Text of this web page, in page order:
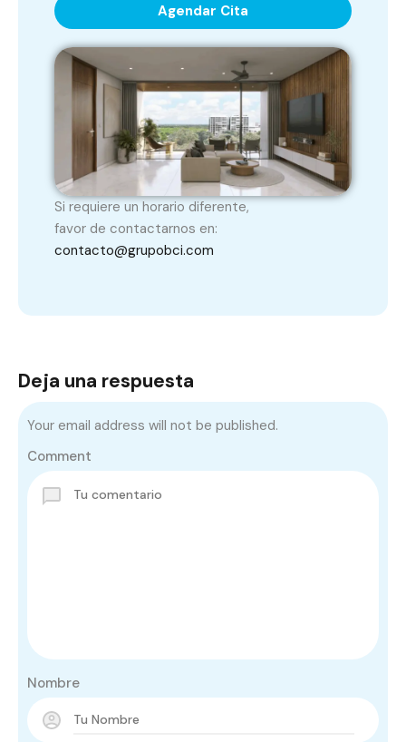
Agendar Cita
Si requiere un horario diferente,
favor de contactarnos en:
contacto@grupobci.com
Deja una respuesta
Your email address will not be published.
Comment
Nombre